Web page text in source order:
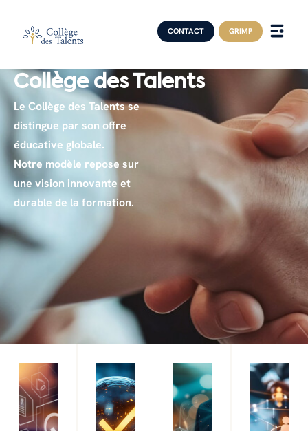
CONTACT GRIMP
Collège des Talents
Le Collège des Talents se
distingue par son offre
éducative globale.
Notre modèle repose sur
une vision innovante et
durable de la formation.